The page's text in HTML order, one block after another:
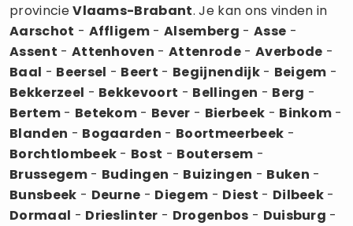
provincieVlaams-Brabant. Je kan ons vinden in
Aarschot - Affligem -Alsemberg - Asse -
Assent - Attenhoven -Attenrode- Averbode -
Baal - Beersel - Beert - Begijnendijk- Beigem -
Bekkerzeel - Bekkevoort - Bellingen - Berg -
Bertem- Betekom - Bever - Bierbeek - Binkom -
Blanden - Bogaarden - Boortmeerbeek -
Borchtlombeek - Bost - Boutersem -
Brussegem- Budingen - Buizingen - Buken -
Bunsbeek - Deurne - Diegem - Diest - Dilbeek -
Dormaal - Drieslinter - Drogenbos - Duisburg -